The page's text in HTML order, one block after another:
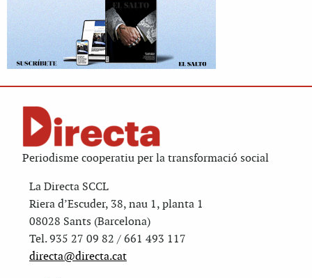
Periodisme cooperatiu per la transformació social
La Directa SCCL
Riera d’Escuder, 38, nau 1, planta 1
08028 Sants (Barcelona)
Tel. 935 27 09 82 / 661 493 117
directa@directa.cat